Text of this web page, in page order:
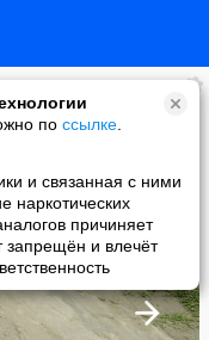
по ссылке
и связанная с ними
наркотических
причиняет
запрещён и влечёт